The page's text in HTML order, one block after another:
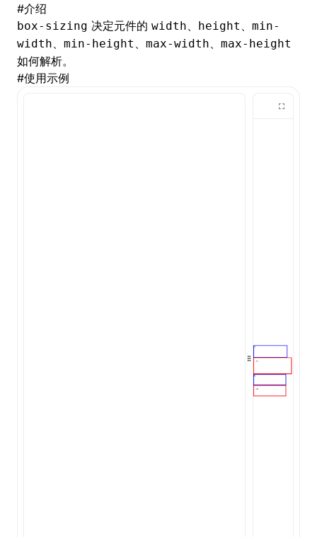
#介绍
box-sizing 决定元件的 width、 height 、 min-
width、 min-height 、 max-width、 max-height
如何解析。
#使用示例